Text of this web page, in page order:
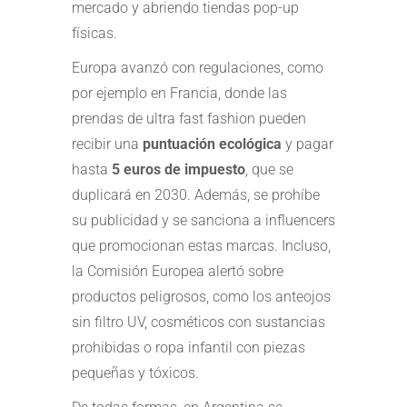
mercado y abriendo tiendas pop-up
físicas.
Europa avanzó con regulaciones, como
por ejemplo en Francia, donde las
prendas de ultra fast fashion pueden
recibir una puntuación ecológica y pagar
hasta 5 euros de impuesto , que se
duplicará en 2030. Además, se prohíbe
su publicidad y se sanciona a influencers
que promocionan estas marcas. Incluso,
la Comisión Europea alertó sobre
productos peligrosos, como los anteojos
sin filtro UV, cosméticos con sustancias
prohibidas o ropa infantil con piezas
pequeñas y tóxicos.